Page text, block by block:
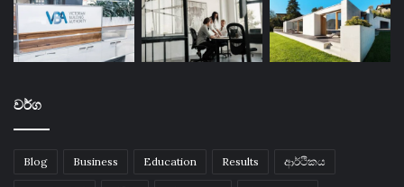
වර්ග
Blog Business Education Results ආර්ථිකය